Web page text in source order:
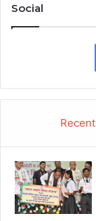
Social
Recent